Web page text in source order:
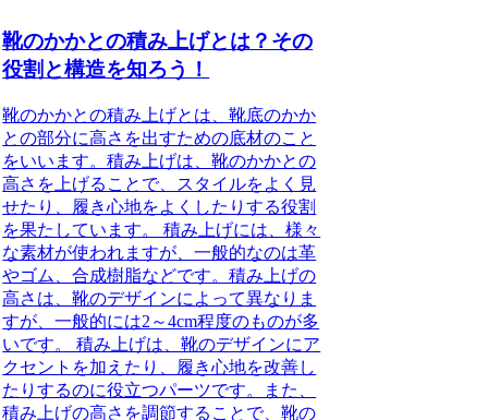
靴のかかとの積み上げとは？その
役割と構造を知ろう！
靴のかかとの積み上げとは、靴底のかか
との部分に高さを出すための底材のこと
をいいます。積み上げは、靴のかかとの
高さを上げることで、スタイルをよく見
せたり、履き心地をよくしたりする役割
を果たしています。 積み上げには、様々
な素材が使われますが、一般的なのは革
やゴム、合成樹脂などです。積み上げの
高さは、靴のデザインによって異なりま
すが、一般的には2～4cm程度のものが多
いです。 積み上げは、靴のデザインにア
クセントを加えたり、履き心地を改善し
たりするのに役立つパーツです。また、
積み上げの高さを調節することで、靴の